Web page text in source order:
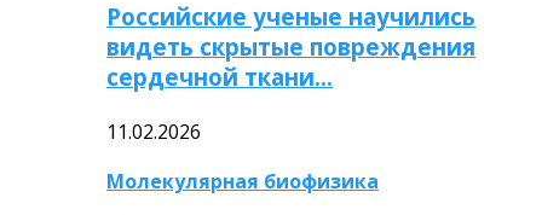
Российские ученые научились
видеть скрытые повреждения
сердечной ткани…
11.02.2026
Молекулярная биофизика